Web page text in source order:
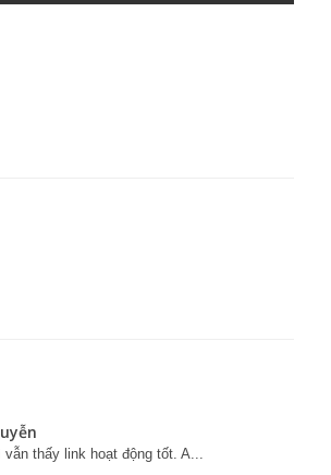
thấy link hoạt động tốt. A...